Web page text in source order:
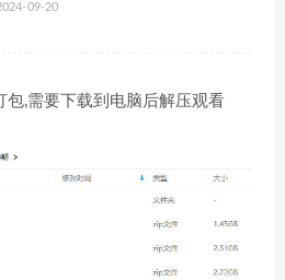
09-20
包,需要下载到电脑后解压观看